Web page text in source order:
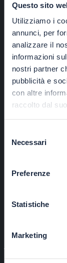
Questo sito
Utilizziamo i
annunci, per
analizzare il
informazioni
nostri partner
pubblicità e
con altre
raccolto dal
delNecessari
Preferenze
Statistiche
Marketing
―
Cod: